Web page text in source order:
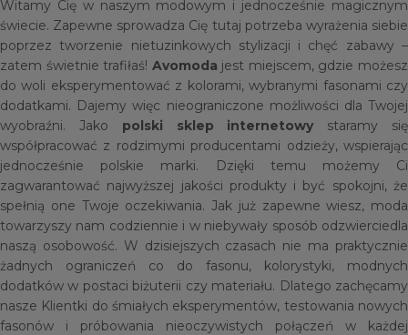
Witamy Cię w naszym modowym i jednocześnie magicznym
świecie. Zapewne sprowadza Cię tutaj potrzeba wyrażenia siebie
poprzez tworzenie nietuzinkowych stylizacji i chęć zabawy –
zatem świetnie trafiłaś! Avomoda jest miejscem, gdzie możesz
do woli eksperymentować z kolorami, wybranymi fasonami czy
dodatkami. Dajemy więc nieograniczone możliwości dla Twojej
wyobraźni. Jako polski sklep internetowy staramy się
współpracować z rodzimymi producentami odzieży, wspierając
jednocześnie polskie marki. Dzięki temu możemy Ci
zagwarantować najwyższej jakości produkty i być spokojni, że
spełnią one Twoje oczekiwania. Jak już zapewne wiesz, moda
towarzyszy nam codziennie i w niebywały sposób odzwierciedla
naszą osobowość. W dzisiejszych czasach nie ma praktycznie
żadnych ograniczeń co do fasonu, kolorystyki, modnych
dodatków w postaci biżuterii czy materiału. Dlatego zachęcamy
nasze Klientki do śmiałych eksperymentów, testowania nowych
fasonów i próbowania nieoczywistych połączeń w każdej